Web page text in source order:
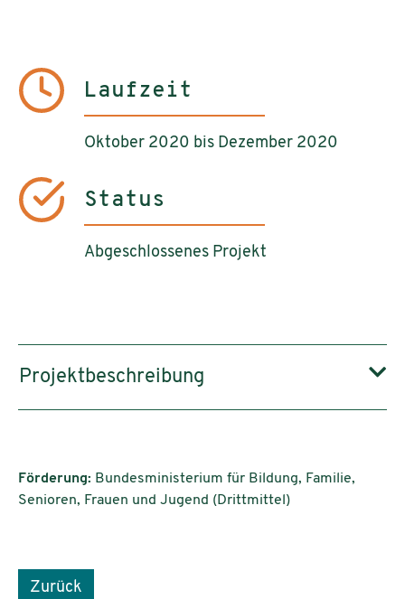
Laufzeit
Oktober 2020 bis Dezember 2020
Status
Abgeschlossenes Projekt
Projektbeschreibung
Förderung: Bundesministerium für Bildung, Familie,
Senioren, Frauen und Jugend (Drittmittel)
Zurück